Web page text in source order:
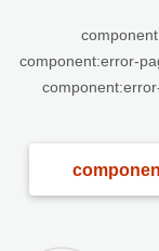
component:error-